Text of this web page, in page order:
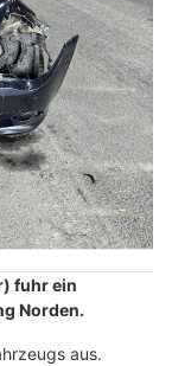
fuhr ein
Norden.
aus.